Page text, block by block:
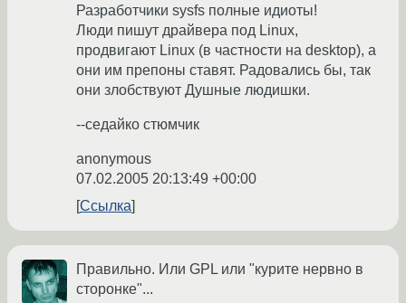
Разработчики sysfs полные идиоты!
Люди пишут драйвера под Linux,
продвигают Linux (в частности на desktop), а
они им препоны ставят. Радовались бы, так
они злобствуют Душные людишки.
--седайко стюмчик
anonymous
07.02.2005 20:13:49 +00:00
Ссылка
Правильно. Или GPL или "курите нервно в
сторонке"...